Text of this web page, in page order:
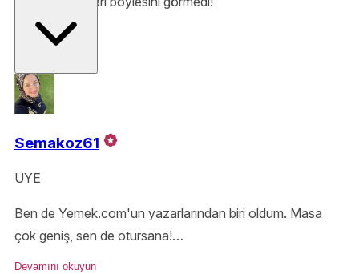
Semakoz61
ÜYE
Ben de Yemek.com'un yazarlarından biri oldum. Masa
çok geniş, sen de otursana!
Sizi instagram sayfamada beklerim 😊
Devamını okuyun